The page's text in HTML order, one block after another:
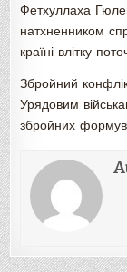
Фетхуллаха
натхненником
країні влітку
Збройний
Урядовим
збройних